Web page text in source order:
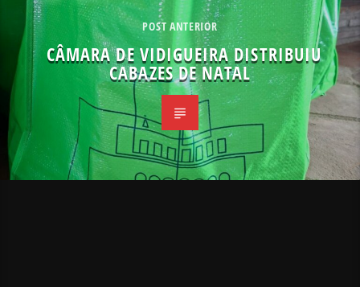
POST ANTERIOR
CÂMARA DE VIDIGUEIRA DISTRIBUIU
CABAZES DE NATAL